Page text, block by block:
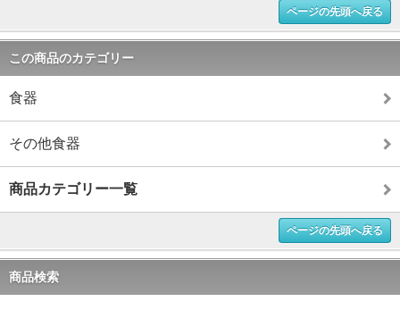
ページの先頭へ戻る
この商品のカテゴリー
食器
その他食器
商品カテゴリー一覧
ページの先頭へ戻る
商品検索